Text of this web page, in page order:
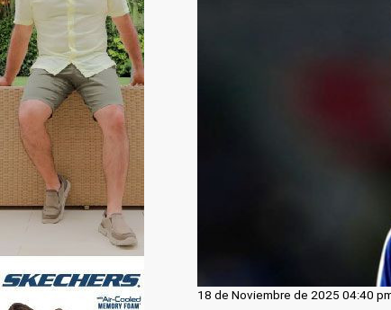
18 de Noviembre de 2025 04:40